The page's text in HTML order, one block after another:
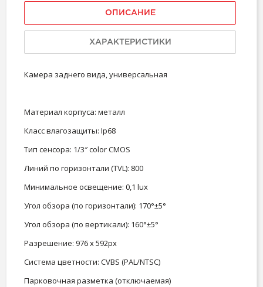
ОПИСАНИЕ
ХАРАКТЕРИСТИКИ
Камера заднего вида, универсальная
Материал корпуса: металл
Класс влагозащиты: Ip68
Тип сенсора: 1/3″ color CMOS
Линий по горизонтали (TVL): 800
Минимальное освещение: 0,1 lux
Угол обзора (по горизонтали): 170°±5°
Угол обзора (по вертикали): 160°±5°
Разрешение: 976 х 592px
Система цветности: CVBS (PAL/NTSC)
Парковочная разметка (отключаемая)